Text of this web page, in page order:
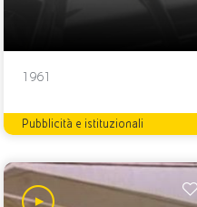
1961
Pubblicità e istituzionali